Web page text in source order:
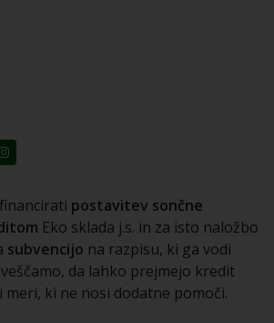
postavitev sončne
Eko sklada j.s. in za isto naložbo
subvencijo na razpisu, ki ga vodi
da lahko prejmejo kredit
ki ne nosi dodatne pomoči.